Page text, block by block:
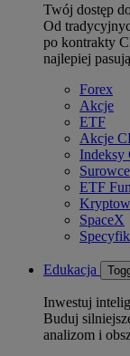
Twój dostęp
Od
po kontrakty
najlepiej
Forex
Akcje
ETF
Akcje
Indeksy
ETF
SpaceX
Edukacja
Inwestuj
Buduj
analizom i